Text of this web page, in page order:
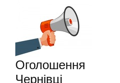
Оголошення
Чернівці